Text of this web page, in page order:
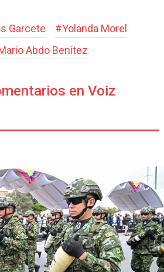
Garcete #Yolanda Morel
Abdo Benítez
en Voiz